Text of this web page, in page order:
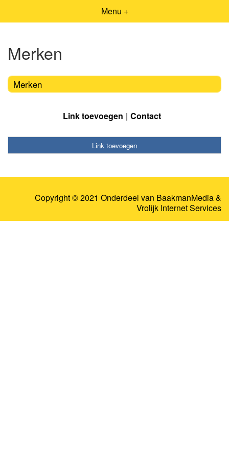
Menu +
Merken
Merken
Link toevoegen Contact
Link toevoegen
Copyright © 2021 Onderdeel van BaakmanMedia&
Vrolijk Internet Services